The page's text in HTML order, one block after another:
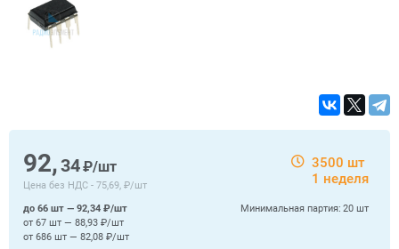
92,34₽/шт
Цена без НДС - 75,69, ₽/шт
3500 шт
1 неделя
Минимальная партия: 20 шт
до 66 шт — 92,34 ₽/шт
от 67 шт — 88,93 ₽/шт
от 686 шт — 82,08 ₽/шт